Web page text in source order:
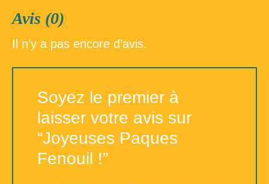
Avis (0)
Il n’y a pas encore d’avis.
Soyez le premier à
laisser votre avis sur
“Joyeuses Paques
Fenouil !”